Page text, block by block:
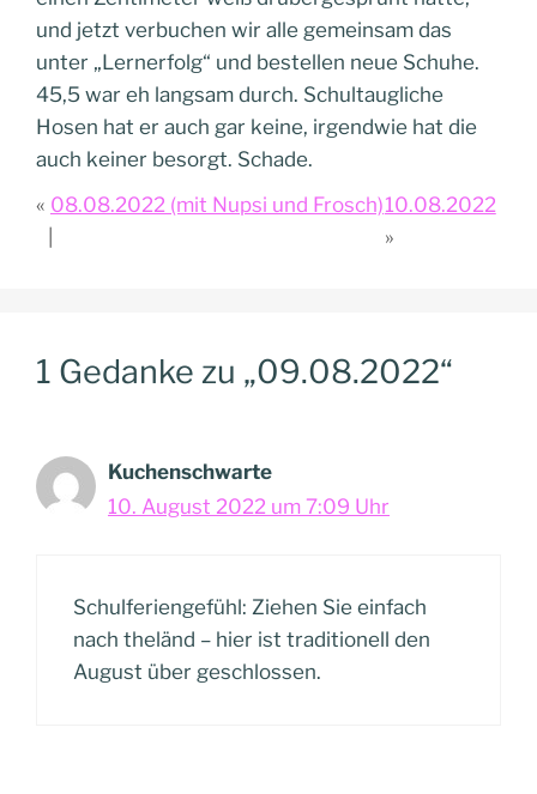
und jetzt verbuchen wir alle gemeinsam das
unter „Lernerfolg“ und bestellen neue Schuhe.
45,5 war eh langsam durch. Schultaugliche
Hosen hat er auch gar keine, irgendwie hat die
auch keiner besorgt. Schade.
08.08.2022 (mit Nupsi und Frosch)10.08.2022
1 Gedanke zu „09.08.2022“
Kuchenschwarte
10. August 2022 um 7:09 Uhr
Schulferiengefühl: Ziehen Sie einfach
nach theländ – hier ist traditionell den
August über geschlossen.